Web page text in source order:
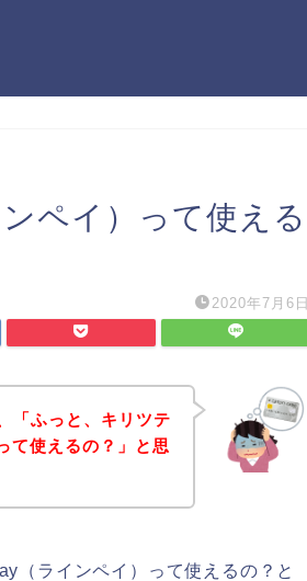
ペイ）って使える
2020年7月6日
「ふっと、キリツテ
て使えるの？」と思
（ラインペイ）って使えるの？と